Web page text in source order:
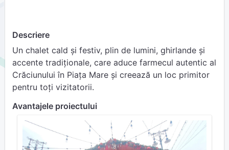
Descriere
Un chalet cald și festiv, plin de lumini, ghirlande și
accente tradiționale, care aduce farmecul autentic al
Crăciunului în Piața Mare și creează un loc primitor
pentru toți vizitatorii.
Avantajele proiectului